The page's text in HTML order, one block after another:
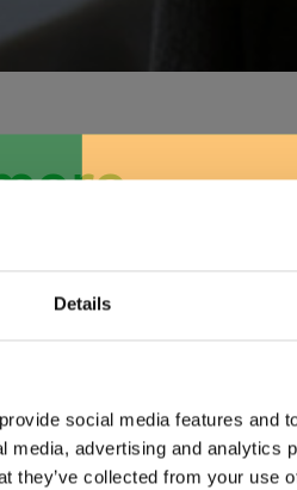
Details
social media features and
media, advertising and analytics
they’ve collected from your use